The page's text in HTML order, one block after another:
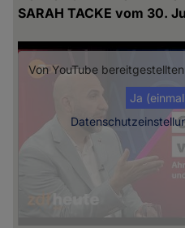
SARAH TACKE vom 30.
VonYouTube
Ja